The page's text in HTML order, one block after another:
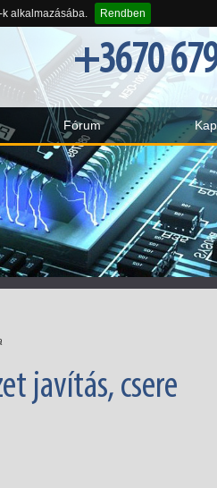
alkalmazásába. Rendben
+3670
Fórum
javítás, csere